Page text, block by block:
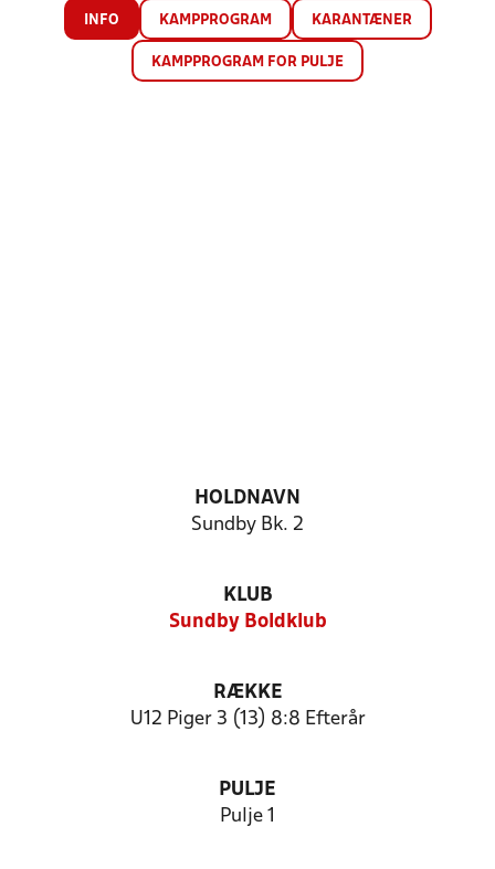
INFO KAMPPROGRAM KARANTÆNER
KAMPPROGRAM FOR PULJE
HOLDNAVN
Sundby Bk. 2
KLUB
Sundby Boldklub
RÆKKE
U12 Piger 3 (13) 8:8 Efterår
PULJE
Pulje 1